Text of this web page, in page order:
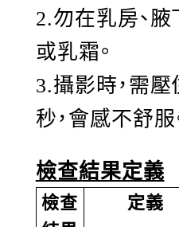
2.勿在乳房、
或乳霜。
3.攝影時，需
秒，會感不舒服
檢查結果定義
檢查
定義